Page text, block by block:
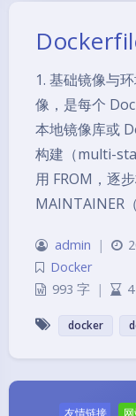
1. 基础镜像与
像，是每个
本地镜像库或
构建（multi-
用 FROM，逐
MAINTAINER
admin |
Docker
993 字 |
docker
友情链接